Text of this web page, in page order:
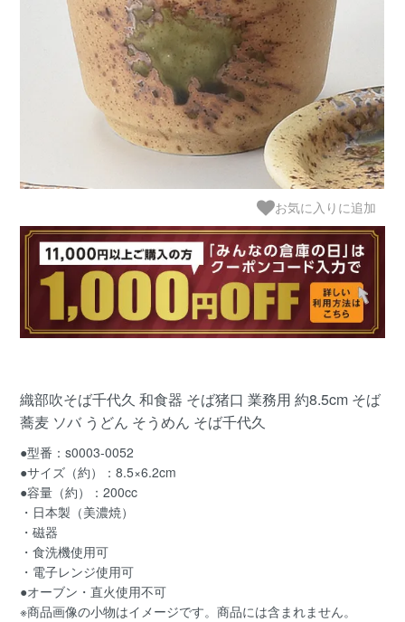
お気に入りに追加
織部吹そば千代久 和食器 そば猪口 業務用 約8.5cm そば
蕎麦 ソバ うどん そうめん そば千代久
●型番：s0003-0052
●サイズ（約）：8.5×6.2cm
●容量（約）：200cc
・日本製（美濃焼）
・磁器
・食洗機使用可
・電子レンジ使用可
●オーブン・直火使用不可
※商品画像の小物はイメージです。商品には含まれません。